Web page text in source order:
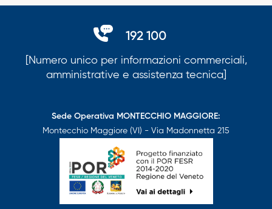
192 100
[Numero unico per informazioni commerciali,
amministrative e assistenza tecnica]
Sede Operativa MONTECCHIO MAGGIORE:
Montecchio Maggiore (VI) - Via Madonnetta 215